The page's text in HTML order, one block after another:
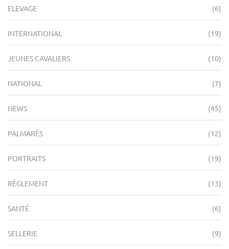
ELEVAGE (6)
INTERNATIONAL (19)
JEUNES CAVALIERS (10)
NATIONAL (7)
NEWS (45)
PALMARÈS (12)
PORTRAITS (19)
RÈGLEMENT (13)
SANTÉ (6)
SELLERIE (9)